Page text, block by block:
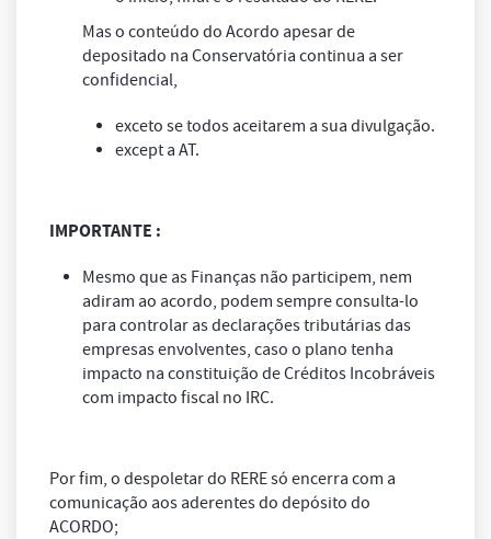
Mas o conteúdo do Acordo apesar de
depositado na Conservatória continua a ser
confidencial,
exceto se todos aceitarem a sua divulgação.
except a AT.
IMPORTANTE :
Mesmo que as Finanças não participem, nem
adiram ao acordo, podem sempre consulta-lo
para controlar as declarações tributárias das
empresas envolventes, caso o plano tenha
impacto na constituição de Créditos Incobráveis
com impacto fiscal no IRC.
Por fim, o despoletar do RERE só encerra com a
comunicação aos aderentes do depósito do
ACORDO;